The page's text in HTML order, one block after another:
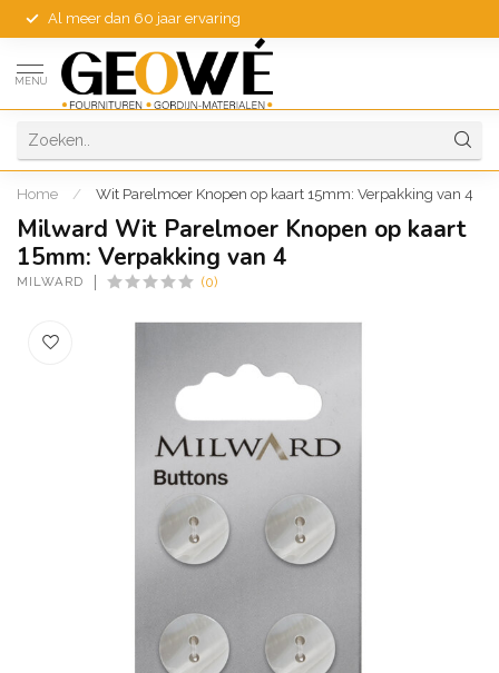
Al meer dan 60 jaar ervaring
MENU
Home / Wit Parelmoer Knopen op kaart 15mm: Verpakking van 4
Milward Wit Parelmoer Knopen op kaart
15mm: Verpakking van 4
MILWARD (0)